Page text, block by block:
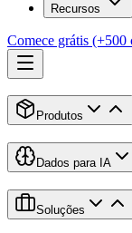
Recursos
Comece grátis (+500
Produtos
Dados para IA
Soluções